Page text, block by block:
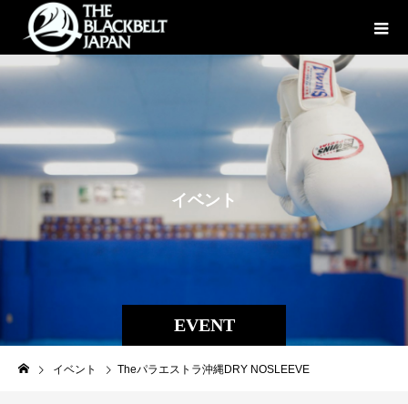
EVENT
イベン ト
イベント Theパラエストラ沖縄DRY NOSLEEVE